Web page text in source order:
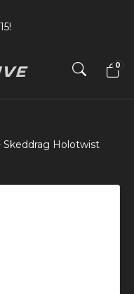
0
Skeddrag Holotwist